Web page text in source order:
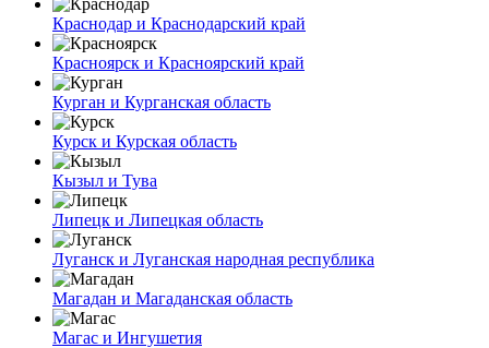
Краснодар и Краснодарский край
Красноярск и Красноярский край
Курган и Курганская область
Курск и Курская область
Кызыл и Тува
Липецк и Липецкая область
Луганск и Луганская народная республика
Магадан и Магаданская область
Магас и Ингушетия